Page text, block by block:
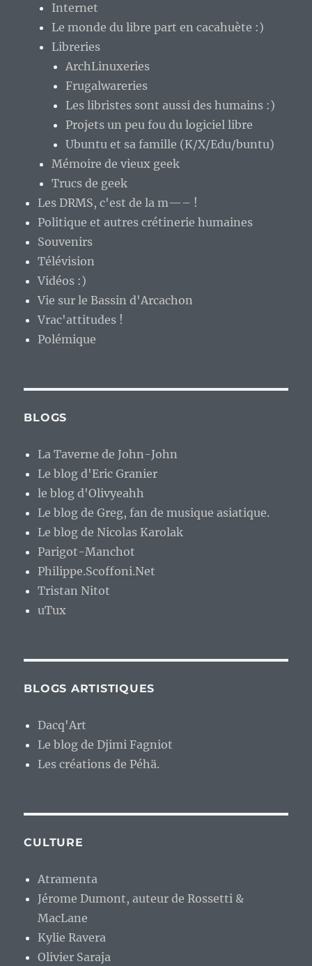
Internet
Le monde du libre part en cacahuète :)
Libreries
ArchLinuxeries
Frugalwareries
Les libristes sont aussi des humains :)
Projets un peu fou du logiciel libre
Ubuntu et sa famille (K/X/Edu/buntu)
Mémoire de vieux geek
Trucs de geek
Les DRMS, c'est de la m—– !
Politique et autres crétinerie humaines
Souvenirs
Télévision
Vidéos :)
Vie sur le Bassin d'Arcachon
Vrac'attitudes !
Polémique
BLOGS
La Taverne de John-John
Le blog d'Eric Granier
le blog d'Olivyeahh
Le blog de Greg, fan de musique asiatique.
Le blog de Nicolas Karolak
Parigot-Manchot
Philippe.Scoffoni.Net
Tristan Nitot
uTux
BLOGS ARTISTIQUES
Dacq'Art
Le blog de Djimi Fagniot
Les créations de Péhä.
CULTURE
Atramenta
Jérome Dumont, auteur de Rossetti &
MacLane
Kylie Ravera
Olivier Saraja